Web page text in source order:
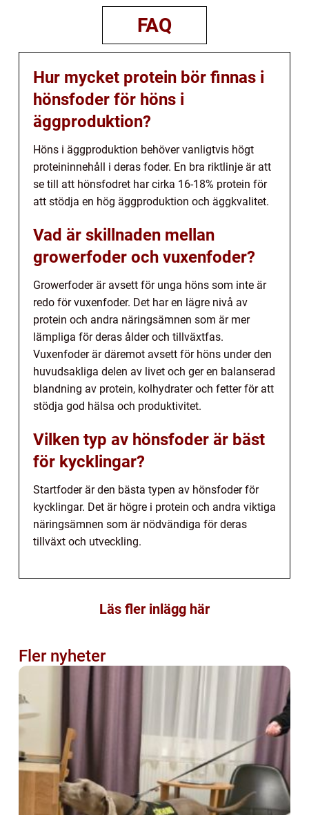
FAQ
Hur mycket protein bör finnas i
hönsfoder för höns i
äggproduktion?
Höns i äggproduktion behöver vanligtvis högt
proteininnehåll i deras foder. En bra riktlinje är att
se till att hönsfodret har cirka 16-18% protein för
att stödja en hög äggproduktion och äggkvalitet.
Vad är skillnaden mellan
growerfoder och vuxenfoder?
Growerfoder är avsett för unga höns som inte är
redo för vuxenfoder. Det har en lägre nivå av
protein och andra näringsämnen som är mer
lämpliga för deras ålder och tillväxtfas.
Vuxenfoder är däremot avsett för höns under den
huvudsakliga delen av livet och ger en balanserad
blandning av protein, kolhydrater och fetter för att
stödja god hälsa och produktivitet.
Vilken typ av hönsfoder är bäst
för kycklingar?
Startfoder är den bästa typen av hönsfoder för
kycklingar. Det är högre i protein och andra viktiga
näringsämnen som är nödvändiga för deras
tillväxt och utveckling.
Läs fler inlägg här
Fler nyheter